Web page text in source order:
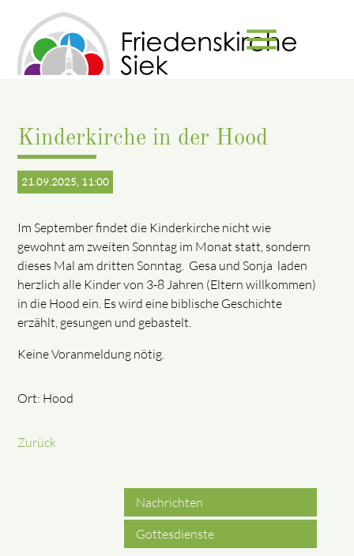
menu
Kinderkirche in der Hood
21.09.2025, 11:00
Im September findet die Kinderkirche nicht wie
gewohnt am zweiten Sonntag im Monat statt, sondern
dieses Mal am dritten Sonntag. Gesa und Sonja laden
herzlich alle Kinder von 3-8 Jahren (Eltern willkommen)
in die Hood ein. Es wird eine biblische Geschichte
erzählt, gesungen und gebastelt.
Keine Voranmeldung nötig.
Ort: Hood
Zurück
Nachrichten
Gottesdienste